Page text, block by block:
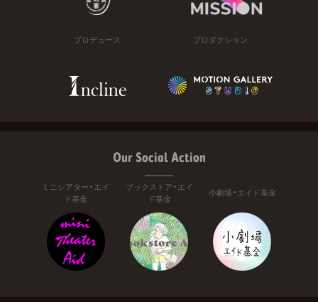
プロデュース プロダクション
Our Social Action
ミニシアター・エイ
ド基金
ブックストア・エイ
ド基金
小劇場・エイド基金